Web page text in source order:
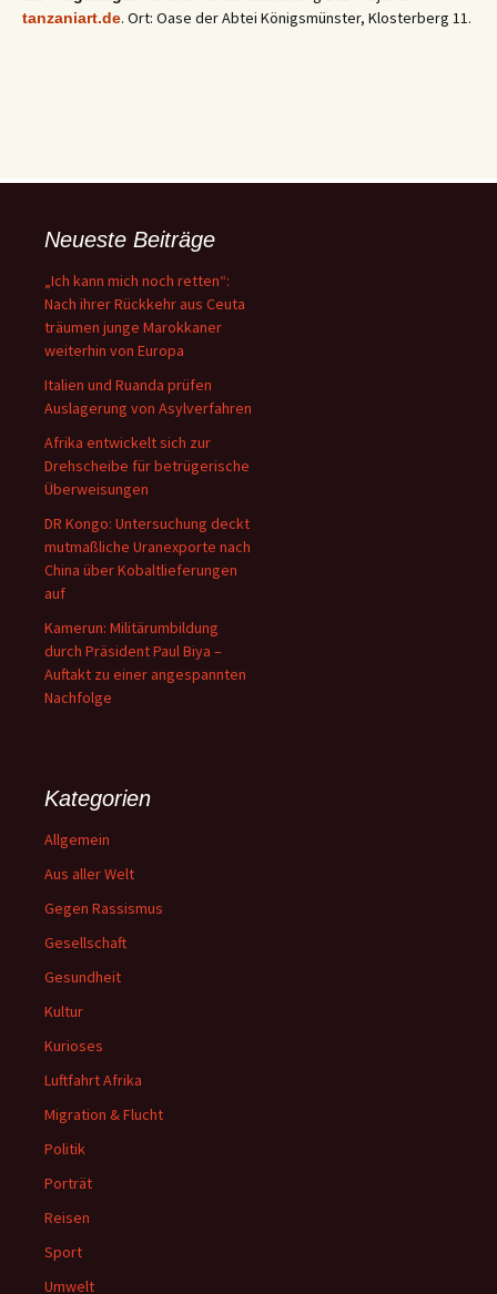
tanzaniart.de. Ort: Oase der Abtei Königsmünster, Klosterberg 11.
Neueste Beiträge
„Ich kann mich noch retten“:
Nach ihrer Rückkehr aus Ceuta
träumen junge Marokkaner
weiterhin von Europa
Italien und Ruanda prüfen
Auslagerung von Asylverfahren
Afrika entwickelt sich zur
Drehscheibe für betrügerische
Überweisungen
DR Kongo: Untersuchung deckt
mutmaßliche Uranexporte nach
China über Kobaltlieferungen
auf
Kamerun: Militärumbildung
durch Präsident Paul Biya –
Auftakt zu einer angespannten
Nachfolge
Kategorien
Allgemein
Aus aller Welt
Gegen Rassismus
Gesellschaft
Gesundheit
Kultur
Kurioses
Luftfahrt Afrika
Migration & Flucht
Politik
Porträt
Reisen
Sport
Umwelt